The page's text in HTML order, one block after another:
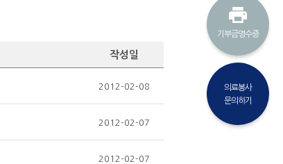
기부금영수증
의료봉사
문의하기
작성일
2012-02-08
2012-02-07
2012-02-07